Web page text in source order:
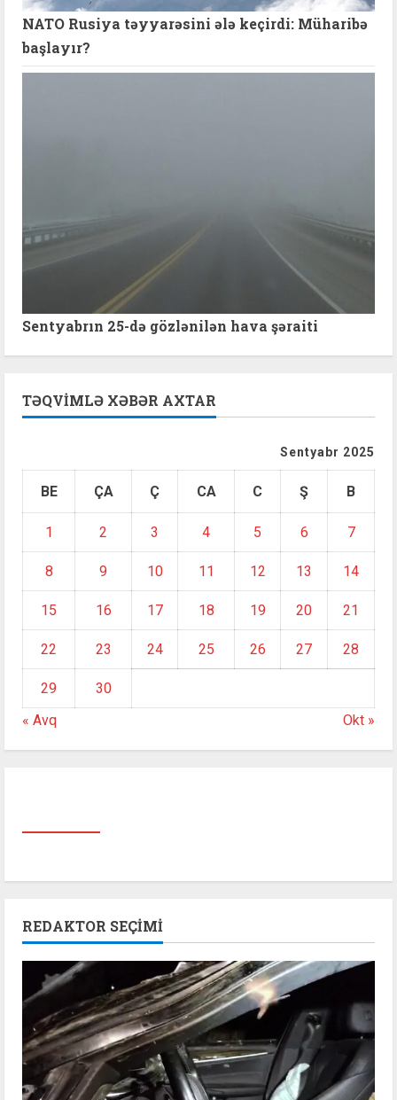
NATO Rusiya təyyarəsini ələ keçirdi: Müharibə
başlayır?
Sentyabrın 25-də gözlənilən hava şəraiti
TƏQVIMLƏ XƏBƏR AXTAR
Sentyabr 2025
BE ÇA Ç CA C Ş B
1 2 3 4 5 6 7
8 9 10 11 12 13 14
15 16 17 18 19 20 21
22 23 24 25 26 27 28
29
30
« Avq
Okt »
REDAKTOR SEÇIMI